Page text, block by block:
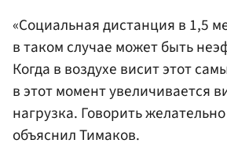
«Социальная дистанция в 1,5
в таком случае может быть
Когда в воздухе висит этот
в этот момент увеличивается
нагрузка. Говорить
объяснил Тимаков.